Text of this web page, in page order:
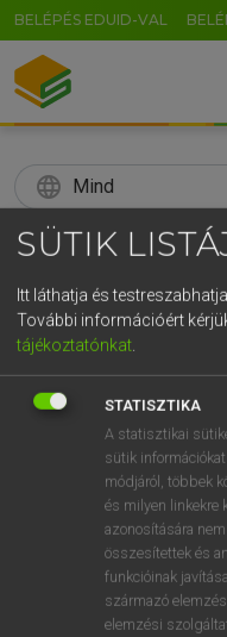
BELÉPÉS EDUID-VAL
language Mind
search
Díjmentes angol
agávé
agáve
keresése
SÜTIK
Itt láthatja és
További információért
tájékoztatónkat
STATISZTIKA
A statisztikai
sütik
módjáról, többek
és milyen linkekre
azonosítására
összesítettek és
funkcióinak
származó
elemzési
GR
5 6 7 8
r t z u
k l
n m